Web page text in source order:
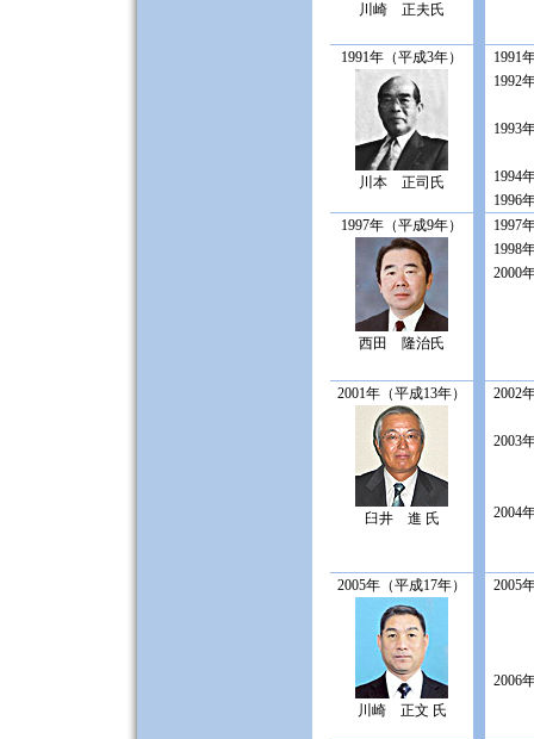
川崎 正夫氏
1991年（平成3年）
川本 正司氏
1991
1992
1993
1994
1996
1997年（平成9年）
西田 隆治氏
1997
1998
2000
2001年（平成13年）
臼井 進 氏
2002
2003
2004
2005年（平成17年）
川崎 正文 氏
2005
2006